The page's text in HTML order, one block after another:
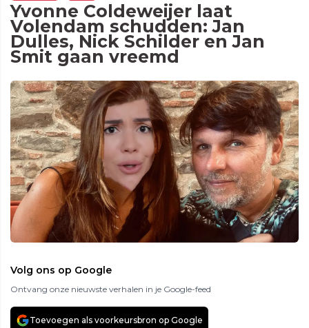
Yvonne Coldeweijer laat
Volendam schudden: Jan
Dulles, Nick Schilder en Jan
Smit gaan vreemd
Volg ons op Google
Ontvang onze nieuwste verhalen in je Google-feed
Toevoegen als voorkeursbron op Google